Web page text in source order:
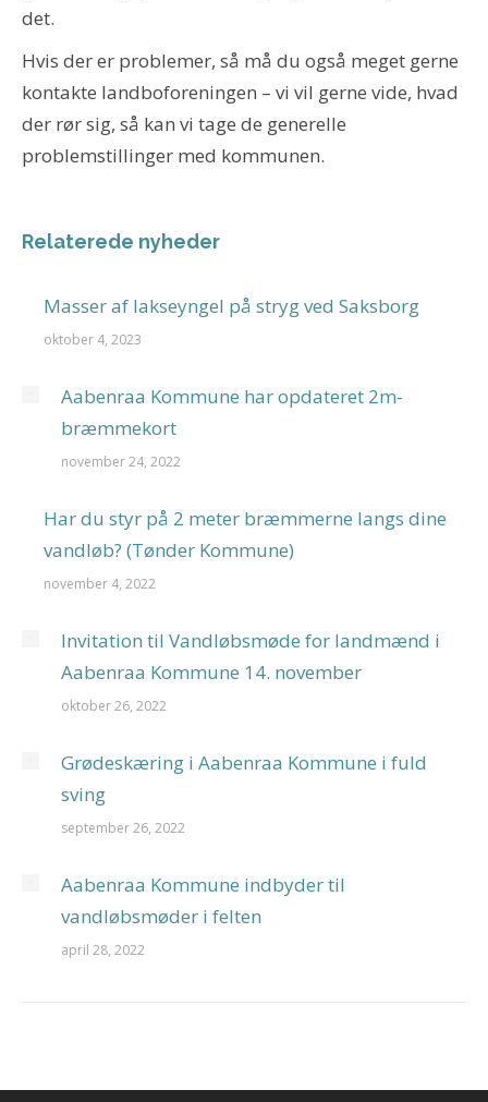
det.
Hvis der er problemer, så må du også meget gerne
kontakte landboforeningen – vi vil gerne vide, hvad
der rør sig, så kan vi tage de generelle
problemstillinger med kommunen.
Relaterede nyheder
Masser af lakseyngel på stryg ved Saksborg
oktober 4, 2023
Aabenraa Kommune har opdateret 2m-
bræmmekort
november 24, 2022
Har du styr på 2 meter bræmmerne langs dine
vandløb? (Tønder Kommune)
november 4, 2022
Invitation til Vandløbsmøde for landmænd i
Aabenraa Kommune 14. november
oktober 26, 2022
Grødeskæring i Aabenraa Kommune i fuld
sving
september 26, 2022
Aabenraa Kommune indbyder til
vandløbsmøder i felten
april 28, 2022